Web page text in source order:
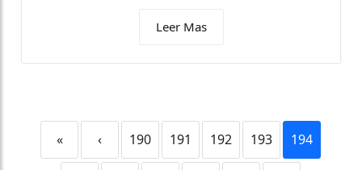
Leer Mas
« ‹ 190 191 192 193 194